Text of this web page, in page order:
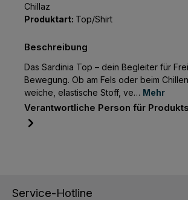
Chillaz
Produktart: Top/Shirt
Beschreibung
Das Sardinia Top – dein Begleiter für
Bewegung. Ob am Fels oder beim
weiche, elastische Stoff, ve… Mehr
Verantwortliche Person für
Service-Hotline